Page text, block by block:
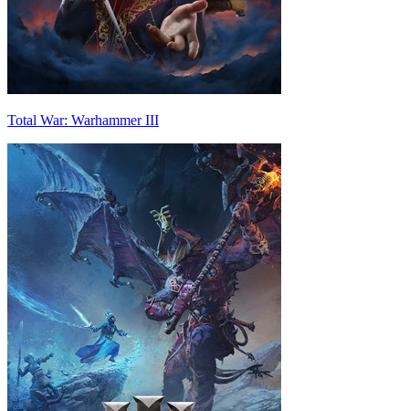
Total War: Warhammer III